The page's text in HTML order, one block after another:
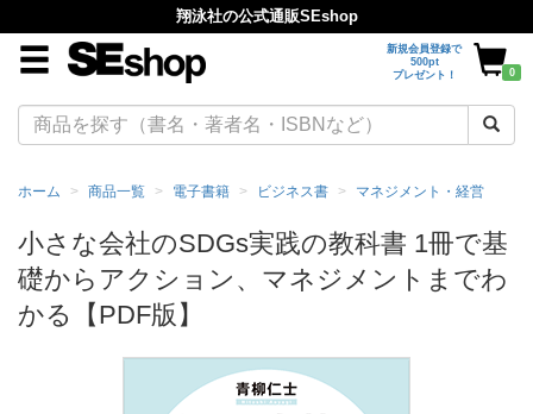
翔泳社の公式通販SEshop
新規会員登録で
500pt
プレゼント！
0
ホーム 商品一覧 電子書籍 ビジネス書 マネジメント・経営
小さな会社のSDGs実践の教科書 1冊で基
礎からアクション、マネジメントまでわ
かる【PDF版】